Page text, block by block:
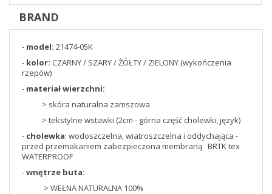
BRAND
- model: 21474-05K
- kolor: CZARNY / SZARY / ŻÓŁTY / ZIELONY (wykończenia
rzepów)
- materiał wierzchni:
> skóra naturalna zamszowa
> tekstylne wstawki (2cm - górna część cholewki, język)
- cholewka: wodoszczelna, wiatroszczelna i oddychająca -
przed przemakaniem zabezpieczona membraną BRTK tex
WATERPROOF
-wnętrze buta:
> WEŁNA NATURALNA 100%